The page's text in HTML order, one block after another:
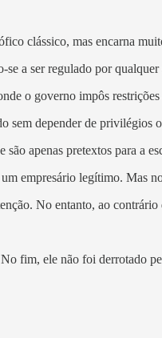
clássico, mas encarna
se a ser regulado por qualquer
o governo impôs
sem depender de privilégios
são apenas pretextos para a
empresário legítimo. Mas
No entanto, ao
fim, ele não foi derrotado